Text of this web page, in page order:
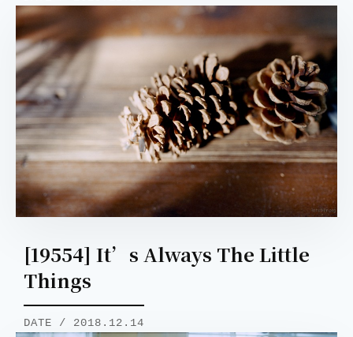
[19554] It’s Always The Little
Things
DATE / 2018.12.14